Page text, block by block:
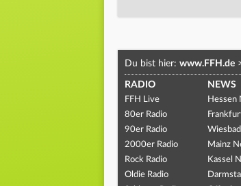
Du bist hier: www.FFH.de
RADIO
FFH Live
80er Radio
90er Radio
2000er Radio
Rock Radio
Oldie Radio
NEWS
Hessen
Mainz
Kassel